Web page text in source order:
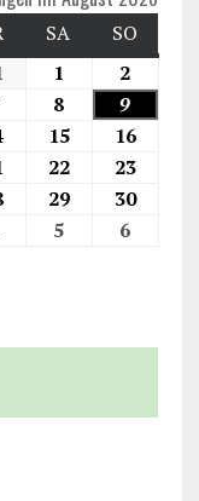
SA
SO
1
2
8
9
15
16
22
23
29
30
5 6